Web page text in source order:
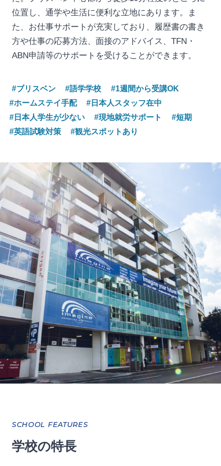
位置し、通学や生活に便利な立地にあります。ま
た、お仕事サポートが充実しており、履歴書の書き
方や仕事の応募方法、面接のアドバイス、TFN・
ABN申請等のサポートを受けることができます。
#ブリスベン #語学学校
#1週間から受講OK
#ホームステイ手配
#日本人スタッフ在中
#日本人学生が少ない
#現地就労サポート
#短期
#英語試験対策
#観光スポットあり
SCHOOL FEATURES
学校の特長